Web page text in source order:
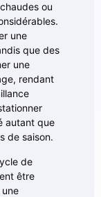
ou
une
que des
une
rendant
autant que
de saison.
de
être